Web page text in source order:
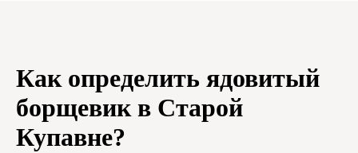
Как определить ядовитый
борщевик в Старой
Купавне?